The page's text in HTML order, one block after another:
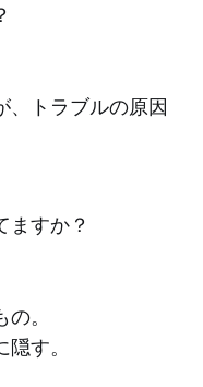
、トラブルの原因
ますか？
。
す。